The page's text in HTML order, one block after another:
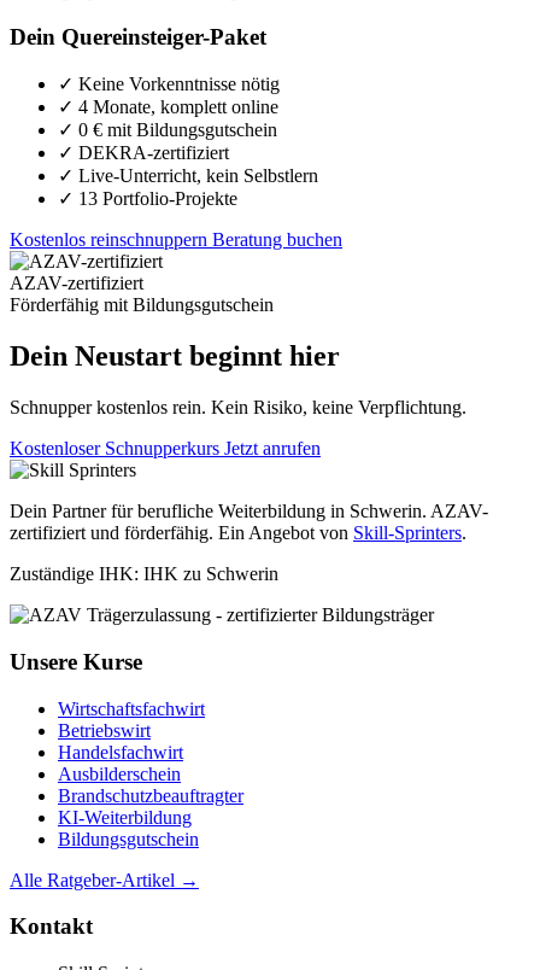
Dein Quereinsteiger-Paket
✓ Keine Vorkenntnisse nötig
✓ 4 Monate, komplett online
✓ 0 € mit Bildungsgutschein
✓ DEKRA-zertifiziert
✓ Live-Unterricht, kein Selbstlern
✓ 13 Portfolio-Projekte
Kostenlos reinschnuppern Beratung buchen
AZAV-zertifiziert
Förderfähig mit Bildungsgutschein
Dein Neustart beginnt hier
Schnupper kostenlos rein. Kein Risiko, keine Verpflichtung.
Kostenloser Schnupperkurs Jetzt anrufen
Dein Partner für berufliche Weiterbildung in Schwerin. AZAV-
zertifiziert und förderfähig. Ein Angebot von Skill-Sprinters.
Zuständige IHK: IHK zu Schwerin
Unsere Kurse
Wirtschaftsfachwirt
Betriebswirt
Handelsfachwirt
Ausbilderschein
Brandschutzbeauftragter
KI-Weiterbildung
Bildungsgutschein
Alle Ratgeber-Artikel →
Kontakt